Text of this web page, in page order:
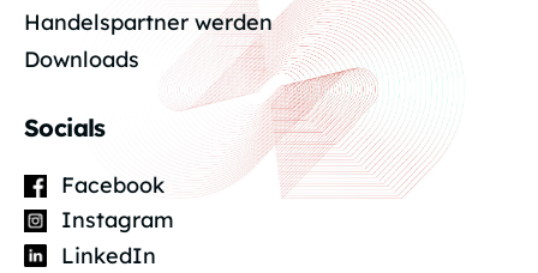
Handelspartner werden
Downloads
Socials
Facebook
Instagram
LinkedIn